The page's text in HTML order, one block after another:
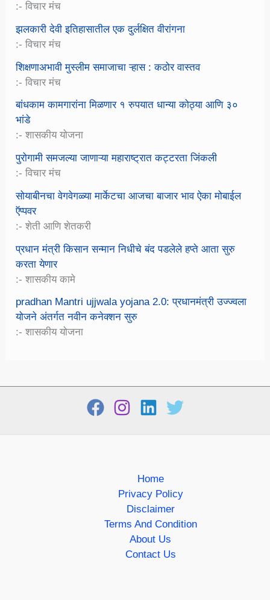
:- विचार मंच
झलकारी देवी इतिहासातील एक दुर्लक्षित वीरांगना
:- विचार मंच
शिक्षणाअभावी मुस्लीम समाजाचा ऱ्हास : कठोर वास्तव
:- विचार मंच
बांधकाम कामगारांना मिळणार १ रुपयात धान्या कोठ्या आणि ३०
भांडे
:- शासकीय योजना
पुरोगामी समजल्या जाणाऱ्या महाराष्ट्रात कट्टरता जिंकली
:- विचार मंच
सोयाबीनचा वेगवेगळ्या मार्केटचा आजचा बाजार भाव ऐका मोबाईल
ऍप्पवर
:- शेती आणि शेतकरी
प्रधान मंत्री किसान सन्मान निधीचे बंद पडलेले हप्ते आता सुरु
करता येणार
:- शासकीय कामे
pradhan Mantri ujjwala yojana 2.0: प्रधानमंत्री उज्ज्वला
योजने अंतर्गत नवीन कनेक्शन सुरु
:- शासकीय योजना
Home
Privacy Policy
Disclaimer
Terms And Condition
About Us
Contact Us